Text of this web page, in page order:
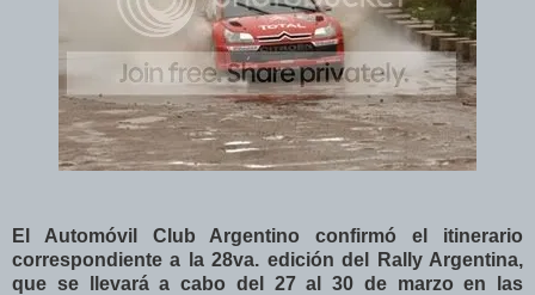
El Automóvil Club Argentino confirmó el itinerario
correspondiente a la 28va. edición del Rally Argentina,
que se llevará a cabo del 27 al 30 de marzo en las